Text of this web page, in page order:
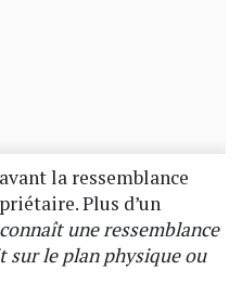
la ressemblance
Plus d’un
une ressemblance
sur le plan physique ou